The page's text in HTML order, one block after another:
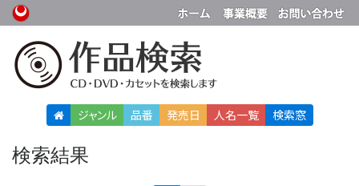
ジャンル 品番 発売日 人名一覧 検索窓
検索結果